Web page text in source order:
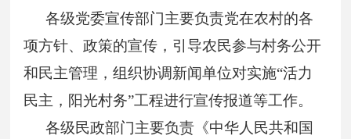
各级党委宣传部门主要负责党在农村的各
项方针、政策的宣传，引导农民参与村务公开
和民主管理，组织协调新闻单位对实施“活力
民主，阳光村务”工程进行宣传报道等工作。
各级民政部门主要负责《中华人民共和国